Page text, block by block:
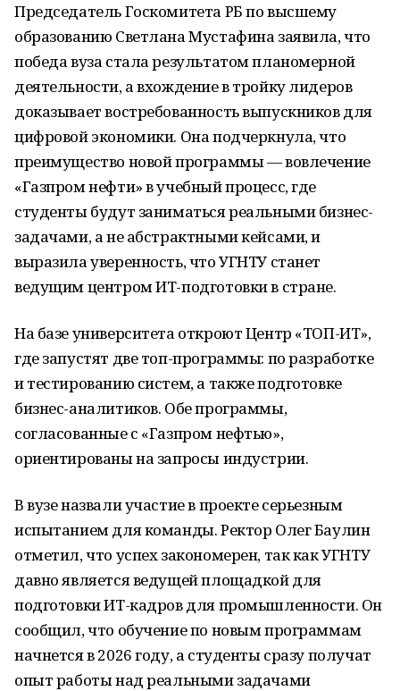
Председатель Госкомитета РБ по высшему
образованию Светлана Мустафина заявила, что
победа вуза стала результатом планомерной
деятельности, а вхождение в тройку лидеров
доказывает востребованность выпускников для
цифровой экономики. Она подчеркнула, что
преимущество новой программы — вовлечение
«Газпром нефти» в учебный процесс, где
студенты будут заниматься реальными бизнес-
задачами, а не абстрактными кейсами, и
выразила уверенность, что УГНТУ станет
ведущим центром ИТ-подготовки в стране.
На базе университета откроют Центр «ТОП-ИТ»,
где запустят две топ-программы: по разработке
и тестированию систем, а также подготовке
бизнес-аналитиков. Обе программы,
согласованные с «Газпром нефтью»,
ориентированы на запросы индустрии.
В вузе назвали участие в проекте серьезным
испытанием для команды. Ректор Олег Баулин
отметил, что успех закономерен, так как УГНТУ
давно является ведущей площадкой для
подготовки ИТ-кадров для промышленности. Он
сообщил, что обучение по новым программам
начнется в 2026 году, а студенты сразу получат
опыт работы над реальными задачами